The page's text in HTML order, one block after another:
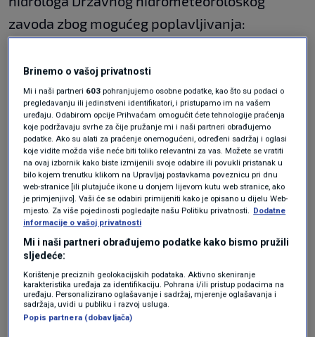
zavoda zbog mogućeg poplavljivanja:
pljuskovima, u gorju moguć i snijeg
VRIJEME 11. svi.
"Na području sjeverozapadne i središnje
hrvatske te području zapadne Slavonije postoji
mogućnost lokalne pojave bujičnih i urbanih
poplava"
Probleme će stvarati i snažan vjetar sjevernog
smjera. Kako će upadati hladniji zrak, u
najvišem gorju može pasti malo snijega.
Srijedaće biti uglavnom suha, unatoč
Brinemo o vašoj privatnosti
Mi i naši partneri 603 pohranjujemo osobne podatke, kao što su podaci o
pregledavanju ili jedinstveni identifikatori, i pristupamo im na vašem
uređaju. Odabirom opcije Prihvaćam omogućit ćete tehnologije praćenja
koje podržavaju svrhe za čije pružanje mi i naši partneri obrađujemo
podatke. Ako su alati za praćenje onemogućeni, određeni sadržaj i oglasi
koje vidite možda više neće biti toliko relevantni za vas. Možete se vratiti
na ovaj izbornik kako biste izmijenili svoje odabire ili povukli pristanak u
bilo kojem trenutku klikom na Upravljaj postavkama poveznicu pri dnu
web-stranice [ili plutajuće ikone u donjem lijevom kutu web stranice, ako
je primjenjivo]. Vaši će se odabiri primijeniti kako je opisano u dijelu Web-
mjesto. Za više pojedinosti pogledajte našu Politiku privatnosti. Dodatne
informacije o vašoj privatnosti
Mi i naši partneri obrađujemo podatke kako bismo pružili
sljedeće:
Korištenje preciznih geolokacijskih podataka. Aktivno skeniranje
karakteristika uređaja za identifikaciju. Pohrana i/ili pristup podacima na
uređaju. Personalizirano oglašavanje i sadržaj, mjerenje oglašavanja i
sadržaja, uvidi u publiku i razvoj usluga.
Popis partnera (dobavljača)